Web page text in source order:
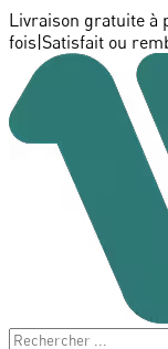
Livraison gratuite à
fois Satisfait ou